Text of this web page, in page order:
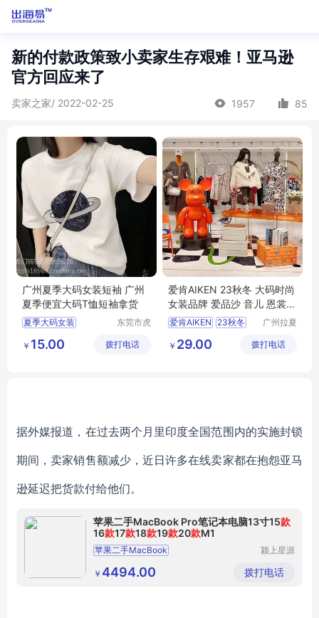
新的付款政策致小卖家生存艰难！亚马逊
官方回应来了
卖家之家/ 2022-02-25 1957 85
广州夏季大码女装短袖 广州
夏季便宜大码T恤短袖拿货
夏季大码女装
夏季大码韩版女装
东莞市虎
饰经营部
￥ 15.00 拨打电话
爱肯AIKEN 23秋冬 大码时尚
女装品牌 爱品沙 音儿 恩裳
珂尼莎曼 批发
爱肯AIKEN
23秋冬
爱品沙 恩裳
广州拉夏
商行
￥ 29.00 拨打电话
据外媒报道，在过去两个月里印度全国范围内的实施封锁
期间，卖家销售额减少，近日许多在线卖家都在抱怨亚马
逊延迟把货款付给他们。
苹果二手MacBook Pro笔记本电脑13寸15款
16款17款18款19款20款M1
苹果二手MacBook
颍上星源
有限公司
￥ 4494.00 拨打电话